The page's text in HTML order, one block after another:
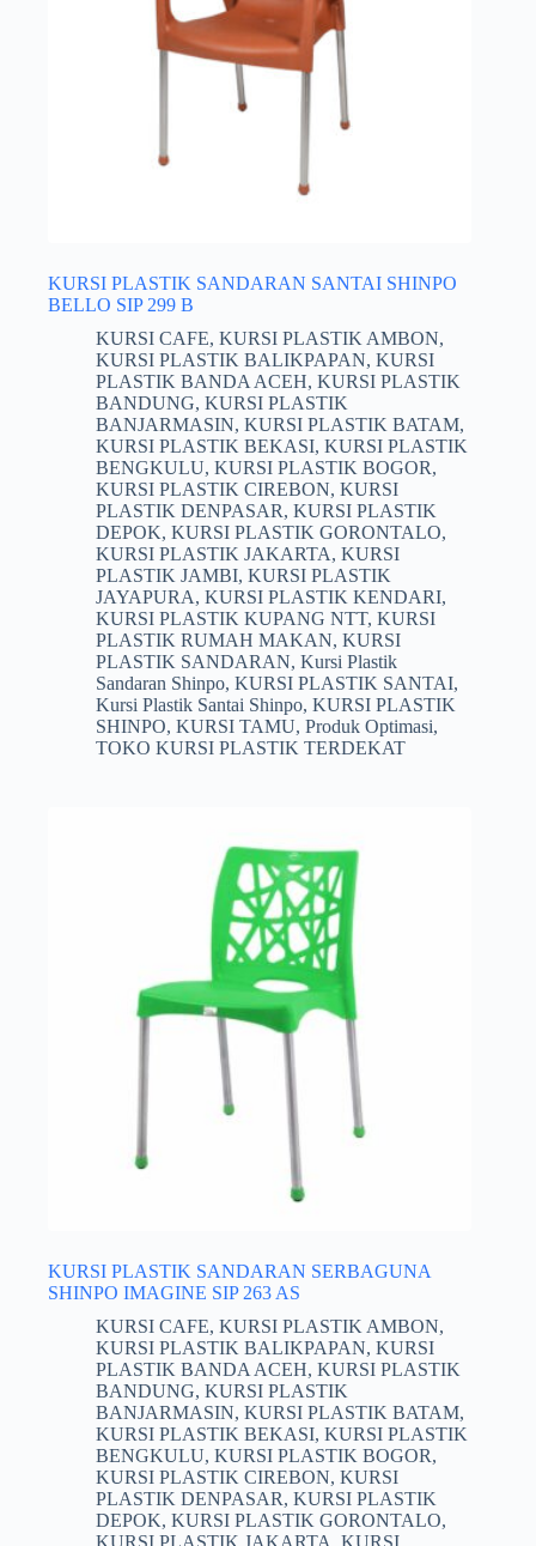
KURSI PLASTIK SANDARAN SANTAI SHINPO
BELLO SIP 299 B
KURSI CAFE, KURSI PLASTIK AMBON,
KURSI PLASTIK BALIKPAPAN, KURSI
PLASTIK BANDA ACEH, KURSI PLASTIK
BANDUNG, KURSI PLASTIK
BANJARMASIN, KURSI PLASTIK BATAM,
KURSI PLASTIK BEKASI, KURSI PLASTIK
BENGKULU, KURSI PLASTIK BOGOR,
KURSI PLASTIK CIREBON, KURSI
PLASTIK DENPASAR, KURSI PLASTIK
DEPOK, KURSI PLASTIK GORONTALO,
KURSI PLASTIK JAKARTA, KURSI
PLASTIK JAMBI, KURSI PLASTIK
JAYAPURA, KURSI PLASTIK KENDARI,
KURSI PLASTIK KUPANG NTT, KURSI
PLASTIK RUMAH MAKAN, KURSI
PLASTIK SANDARAN, Kursi Plastik
Sandaran Shinpo, KURSI PLASTIK SANTAI,
Kursi Plastik Santai Shinpo, KURSI PLASTIK
SHINPO, KURSI TAMU, Produk Optimasi,
TOKO KURSI PLASTIK TERDEKAT
KURSI PLASTIK SANDARAN SERBAGUNA
SHINPO IMAGINE SIP 263 AS
KURSI CAFE, KURSI PLASTIK AMBON,
KURSI PLASTIK BALIKPAPAN, KURSI
PLASTIK BANDA ACEH, KURSI PLASTIK
BANDUNG, KURSI PLASTIK
BANJARMASIN, KURSI PLASTIK BATAM,
KURSI PLASTIK BEKASI, KURSI PLASTIK
BENGKULU, KURSI PLASTIK BOGOR,
KURSI PLASTIK CIREBON, KURSI
PLASTIK DENPASAR, KURSI PLASTIK
DEPOK, KURSI PLASTIK GORONTALO,
KURSI PLASTIK JAKARTA KURSI